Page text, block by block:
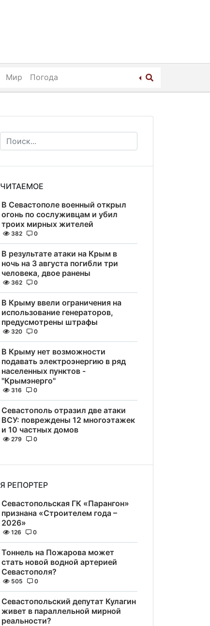
Мир Погода
ЧИТАЕМОЕ
В Севастополе военный открыл
огонь по сослуживцам и убил
троих мирных жителей
382 0
В результате атаки на Крым в
ночь на 3 августа погибли три
человека, двое ранены
362 0
В Крыму ввели ограничения на
использование генераторов,
предусмотрены штрафы
320 0
В Крыму нет возможности
подавать электроэнергию в ряд
населенных пунктов -
"Крымэнерго"
316 0
Севастополь отразил две атаки
ВСУ: повреждены 12 многоэтажек
и 10 частных домов
279 0
Я РЕПОРТЕР
Севастопольская ГК «Парангон»
признана «Строителем года –
2026»
126 0
Тоннель на Пожарова может
стать новой водной артерией
Севастополя?
505 0
Севастопольский депутат Кулагин
живет в параллельной мирной
реальности?